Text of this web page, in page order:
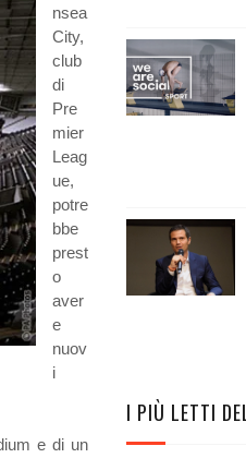
nsea
City,
club
di
Pre
mier
Leag
ue,
potre
bbe
prest
o
aver
e
nuov
i
e di un
I PIÙ LETTI